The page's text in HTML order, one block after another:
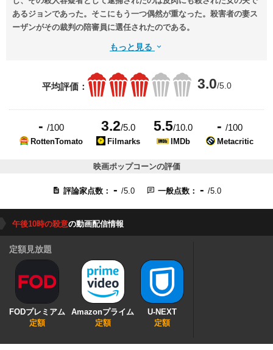
あるジョンであった。そこにもう一つ偶然が重なった。殺害者の妻ス
ーザンがその裁判の陪審員に選任されたのである。
もっと見る
平均評価： 3.0/5.0
- /100
RottenTomato
3.2/5.0
Filmarks
5.5/10.0
IMDb
- /100
Metacritic
映画ポップコーンの評価
評論家点数： - /5.0 一般点数： - /5.0
午後10時の殺意の動画配信情報
定額見放題
FODプレミアム
定額
Amazonプライム
定額
U-NEXT
定額